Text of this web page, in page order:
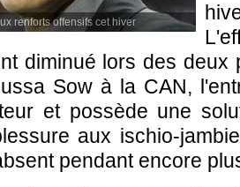
renforts offensifs cet hiver
diminué lors des deux
Sow à la CAN,
et possède une
aux ischio-
pendant encore